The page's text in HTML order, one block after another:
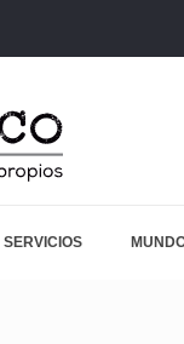
SERVICIOS